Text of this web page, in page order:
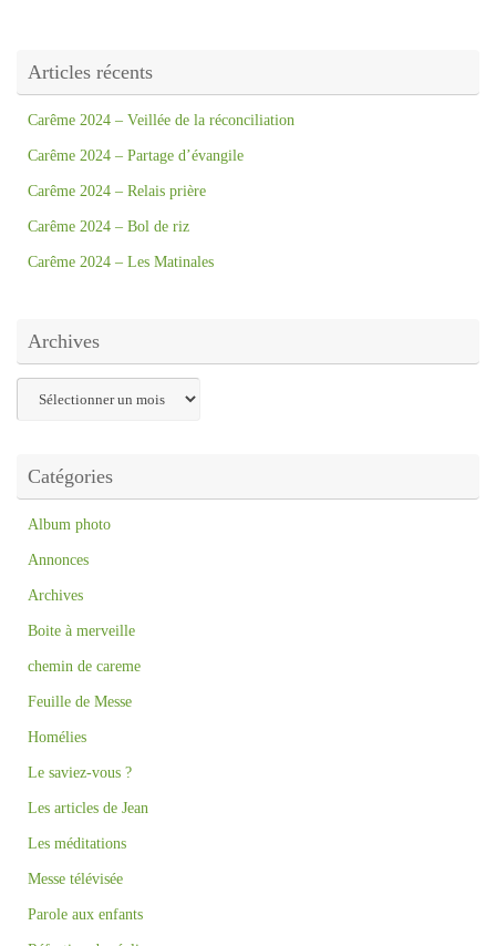
Articles récents
Carême 2024 – Veillée de la réconciliation
Carême 2024 – Partage d’évangile
Carême 2024 – Relais prière
Carême 2024 – Bol de riz
Carême 2024 – Les Matinales
Archives
Catégories
Album photo
Annonces
Archives
Boite à merveille
chemin de careme
Feuille de Messe
Homélies
Le saviez-vous ?
Les articles de Jean
Les méditations
Messe télévisée
Parole aux enfants